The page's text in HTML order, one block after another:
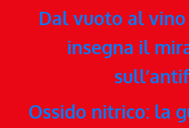
Dal vuoto al
insegna il
Ossido nitrico: la